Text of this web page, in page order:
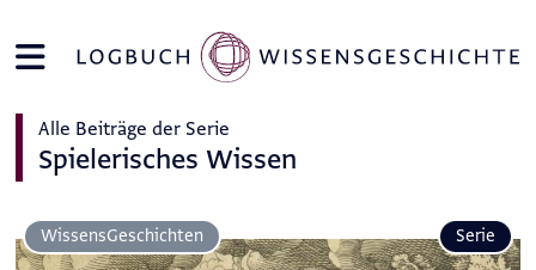
Alle Beiträge der Serie
Spielerisches Wissen
Wissens­Geschichten Serie